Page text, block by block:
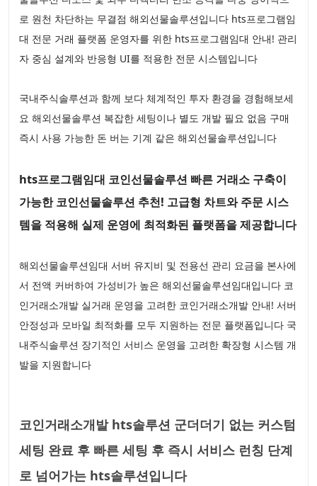
로 원천 차단하는 무결점 해외선물솔루션입니다 hts프로그램임
대 전문 거래 플랫폼 운영자를 위한 hts프로그램임대 안내! 관리
자 중심 설계와 반응형 UI를 적용한 전문 시스템입니다
국내주식솔루션과 함께 보다 체계적인 투자 환경을 경험해보세
요 해외선물솔루션 복잡한 세팅이나 별도 개발 필요 없음 구매
즉시 사용 가능한 돈 버는 기계 같은 해외선물솔루션입니다
hts프로그램임대 코인선물솔루션 빠른 거래소 구축이
가능한 코인선물솔루션 추천! 고급형 차트와 주문 시스
템을 적용해 실제 운영에 최적화된 플랫폼을 제공합니다
해외선물솔루션임대 서버 유지비 및 전용선 관리 요금을 본사에
서 전액 커버하여 가성비가 높은 해외선물솔루션임대입니다 코
인거래소개발 실거래 운영을 고려한 코인거래소개발 안내! 서버
안정성과 모바일 최적화를 모두 지원하는 전문 플랫폼입니다 국
내주식솔루션 장기적인 서비스 운영을 고려한 확장형 시스템 개
발을 지원합니다
코인거래소개발 hts솔루션 군더더기 없는 커스텀
세팅 완료 후 빠른 세팅 후 즉시 서비스 런칭 단계
로 넘어가는 hts솔루션입니다